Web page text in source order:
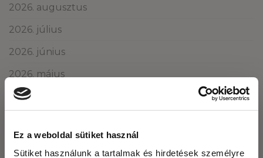
Ez a weboldal sütiket használ
Sütiket használunk a tartalmak és hirdetések személyre
2026. augusztus
2026. július
2026. június
2026. május
2026. április
2026. február